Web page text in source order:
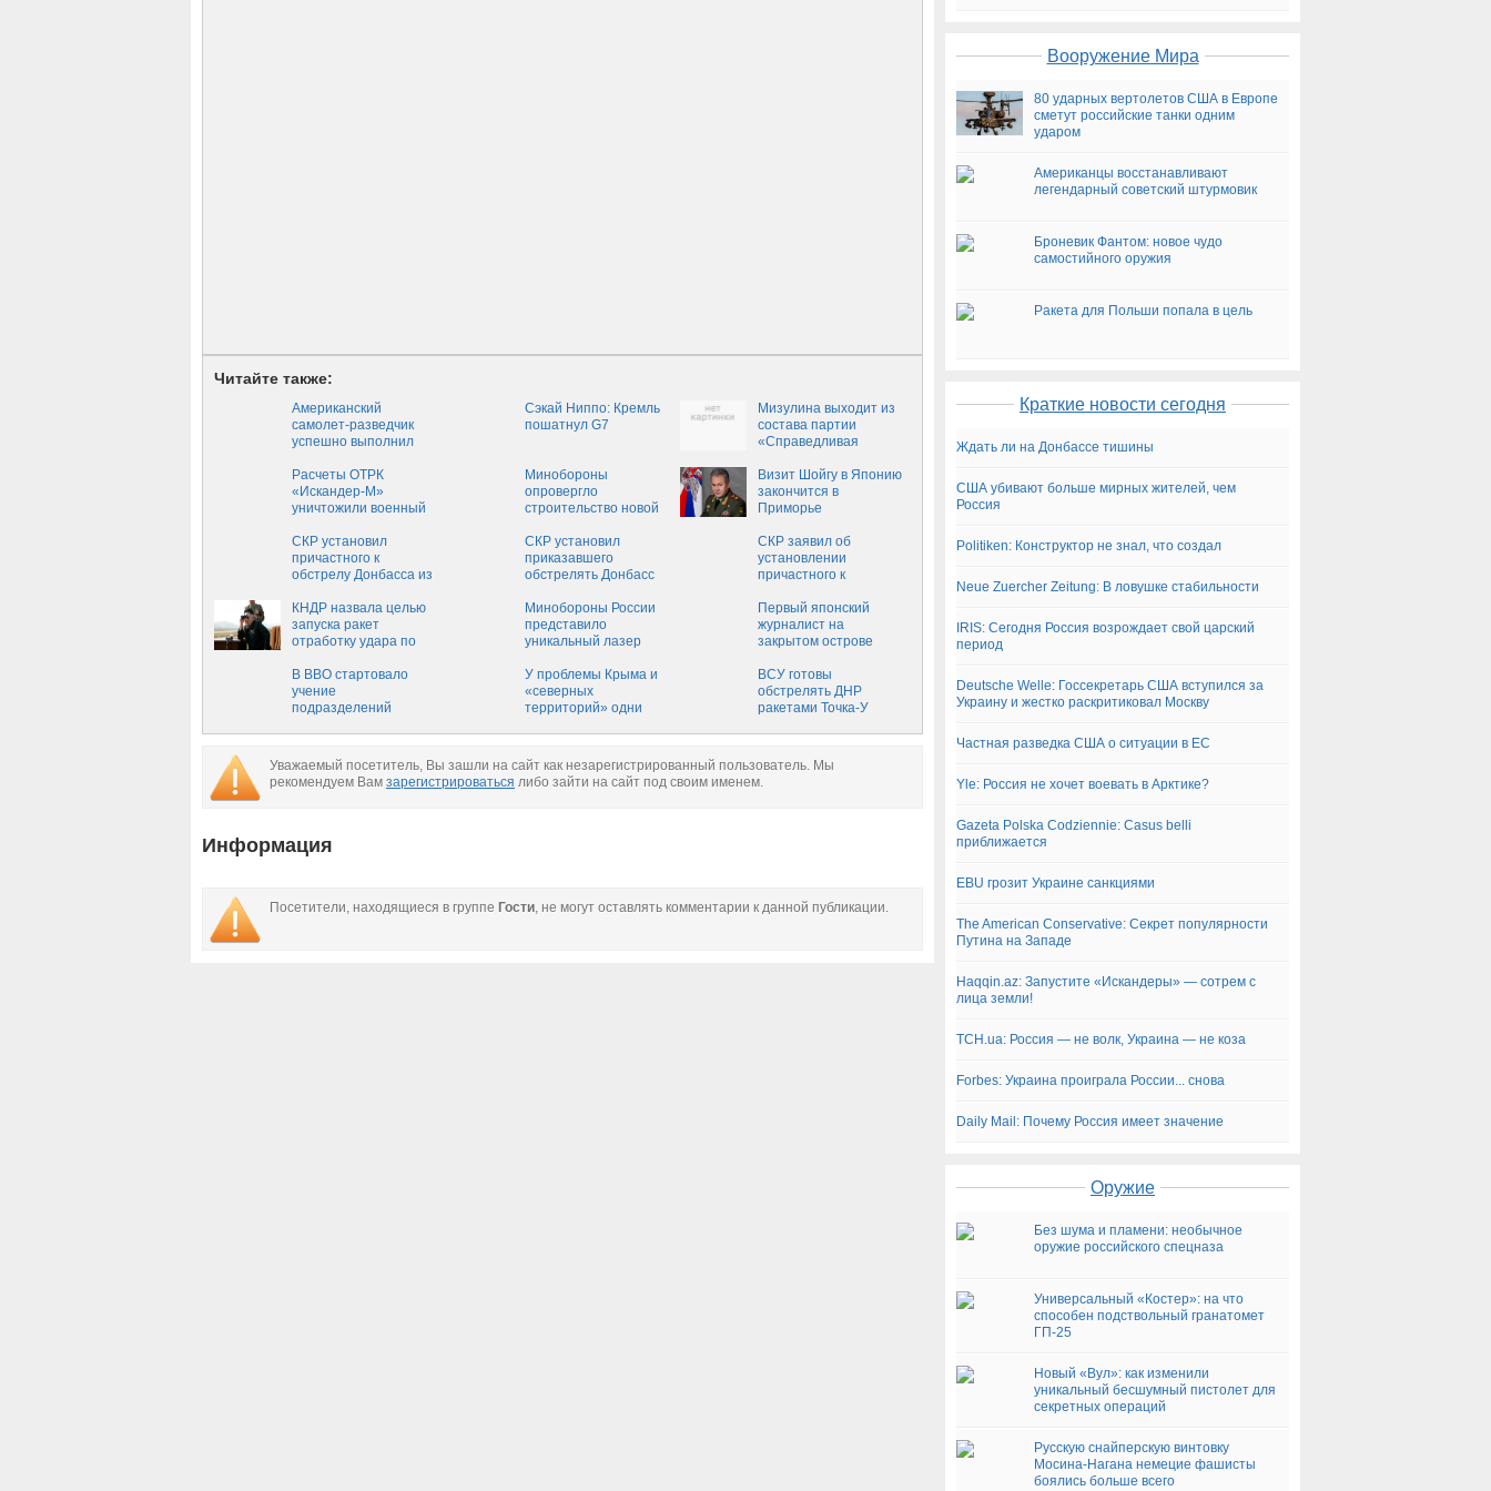
Читайте также:
Американский
самолет-разведчик
успешно выполнил
Крыма — Новороссия
Сэкай Ниппо: Кремль
пошатнул G7
Мизулина выходит из
состава партии
«Справедливая
Расчеты ОТРК
«Искандер-М»
уничтожили военный
противника
Минобороны
опровергло
строительство новой
Визит Шойгу в Японию
закончится в
Приморье
СКР установил
причастного к
обстрелу Донбасса из
СКР установил
приказавшего
обстрелять Донбасс
СКР заявил об
установлении
причастного к
"Точки-У"
КНДР назвала целью
запуска ракет
отработку удара по
Минобороны России
представило
уникальный лазер
Первый японский
журналист на
закрытом острове
В ВВО стартовало
учение
подразделений
У проблемы Крыма и
«северных
территорий» одни
ВСУ готовы
обстрелять ДНР
ракетами Точка-У
Уважаемый посетитель, Вы зашли на сайт как незарегистрированный пользователь. Мы
рекомендуем Вам зарегистрироваться либо зайти на сайт под своим именем.
Информация
Посетители, находящиеся в группе Гости, не могут оставлять комментарии к данной публикации.
Вооружение Мира
80 ударных вертолетов США в Европе
сметут российские танки одним
ударом
Американцы восстанавливают
легендарный советский штурмовик
Броневик Фантом: новое чудо
самостийного оружия
Ракета для Польши попала в цель
Краткие новости сегодня
Ждать ли на Донбассе тишины
США убивают больше мирных жителей, чем
Россия
Politiken: Конструктор не знал, что создал
Neue Zuercher Zeitung: В ловушке стабильности
IRIS: Сегодня Россия возрождает свой царский
период
Deutsche Welle: Госсекретарь США вступился за
Украину и жестко раскритиковал Москву
Частная разведка США о ситуации в ЕС
Yle: Россия не хочет воевать в Арктике?
Gazeta Polska Codziennie: Casus belli
приближается
EBU грозит Украине санкциями
The American Conservative: Секрет популярности
Путина на Западе
Haqqin.az: Запустите «Искандеры» — cотрем с
лица земли!
ТСН.ua: Россия — не волк, Украина — не коза
Forbes: Украина проиграла России... снова
Daily Mail: Почему Россия имеет значение
Оружие
Без шума и пламени: необычное
оружие российского спецназа
Универсальный «Костер»: на что
способен подствольный гранатомет
ГП-25
Новый «Вул»: как изменили
уникальный бесшумный пистолет для
секретных операций
Русскую снайперскую винтовку
Мосина-Нагана немецие фашисты
боялись больше всего